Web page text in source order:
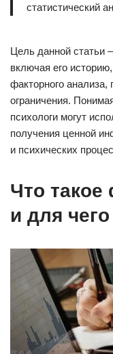
статистический
Цель данной статьи
включая его
факторного анализа,
ограничения.
психологи могут
получения ценной
и психических
Что
и для